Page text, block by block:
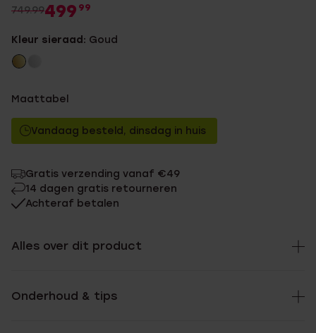
749.99499 99
Kleur sieraad: Goud
Maattabel
Vandaag besteld, dinsdag in huis
Gratis verzending vanaf €49
14 dagen gratis retourneren
Achteraf betalen
Alles over dit product
Onderhoud & tips